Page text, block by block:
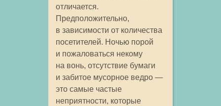
отличается.
Предположительно,
в зависимости от количества
посетителей. Ночью порой
и пожаловаться некому
на вонь, отсутствие бумаги
и забитое мусорное ведро —
это самые частые
неприятности, которые